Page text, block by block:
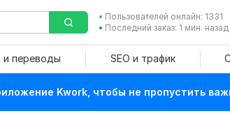
Пользователей онлайн: 1331
Последний заказ: 1 мин. назад
и переводы SEO и трафик
Kwork, чтобы не пропустить